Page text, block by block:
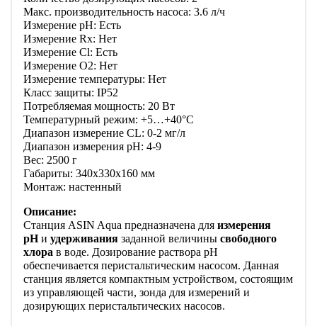
Макс. производительность насоса: 3.6 л/ч
Измерение pH: Есть
Измерение Rx: Нет
Измерение Cl: Есть
Измерение O2: Нет
Измерение температуры: Нет
Класс защиты: IP52
Потребляемая мощность: 20 Вт
Температурный режим: +5…+40°C
Диапазон измерение CL: 0-2 мг/л
Диапазон измерения рH: 4-9
Вес: 2500 г
Габариты: 340х330х160 мм
Монтаж: настенный
Описание:
Станция ASIN Aqua предназначена для измерения
pHи удерживания заданной величины свободного
хлора в воде. Дозирование раствора рН
обеспечивается перистальтическим насосом. Данная
станция является компактным устройством, состоящим
из управляющей части, зонда для измерений и
дозирующих перистальтических насосов.